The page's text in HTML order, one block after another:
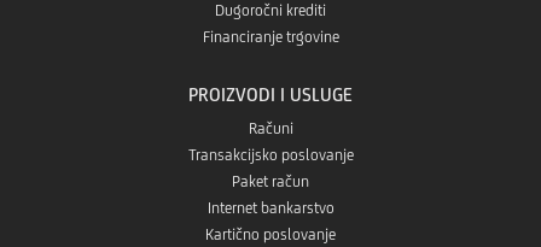
Dugoročni krediti
Financiranje trgovine
PROIZVODI I USLUGE
Računi
Transakcijsko poslovanje
Paket račun
Internet bankarstvo
Kartično poslovanje